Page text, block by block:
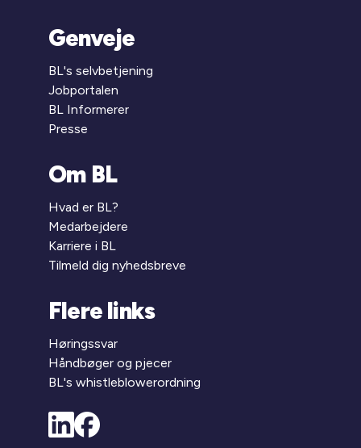
Genveje
BL's selvbetjening
Jobportalen
BL Informerer
Presse
Om BL
Hvad er BL?
Medarbejdere
Karriere i BL
Tilmeld dig nyhedsbreve
Flere links
Høringssvar
Håndbøger og pjecer
BL's whistleblowerordning